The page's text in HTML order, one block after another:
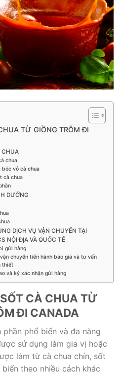
TỪ GIỒNG TRÔM ĐI
CHUA
chua
bóc vỏ cà chua
cà chua
DƯỠNG
DỊCH VỤ VẬN CHUYỂN TẠI
NỘI ĐỊA VÀ QUỐC TẾ
gửi hàng
chuyển tiến hành báo giá và tư vấn
thiết
và ký xác nhận gửi hàng
CÀ CHUA TỪ
ĐI CANADA
phổ biến và đa năng
sử dụng làm gia vị hoặc
làm từ cà chua chín, sốt
theo nhiều cách khác